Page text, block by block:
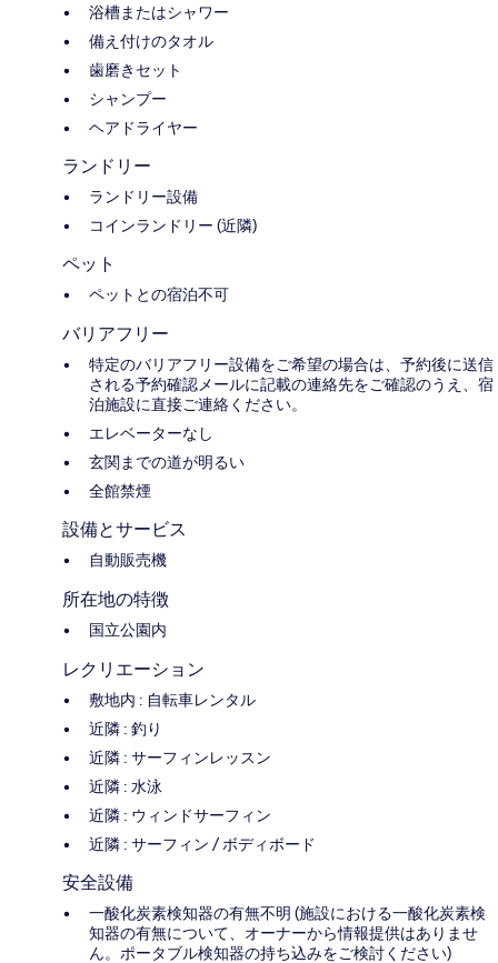
浴槽またはシャワー
備え付けのタオル
歯磨きセット
シャンプー
ヘアドライヤー
ランドリー
ランドリー設備
コインランドリー (近隣)
ペット
ペットとの宿泊不可
バリアフリー
特定のバリアフリー設備をご希望の場合は、予約後に送信
される予約確認メールに記載の連絡先をご確認のうえ、宿
泊施設に直接ご連絡ください。
エレベーターなし
玄関までの道が明るい
全館禁煙
設備とサービス
自動販売機
所在地の特徴
国立公園内
レクリエーション
敷地内 : 自転車レンタル
近隣 : 釣り
近隣 : サーフィンレッスン
近隣 : 水泳
近隣 : ウィンドサーフィン
近隣 : サーフィン / ボディボード
安全設備
一酸化炭素検知器の有無不明 (施設における一酸化炭素検
知器の有無について、オーナーから情報提供はありませ
ん。ポータブル検知器の持ち込みをご検討ください)